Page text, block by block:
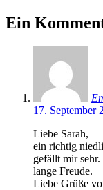
Ein
17. September
Liebe Sarah,
ein richtig
gefällt mir
lange Freude.
Liebe Grüße